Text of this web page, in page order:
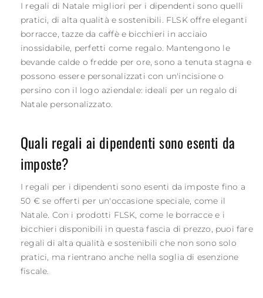
I regali di Natale migliori per i dipendenti sono quelli
pratici, di alta qualità e sostenibili. FLSK offre eleganti
borracce, tazze da caffè e bicchieri in acciaio
inossidabile, perfetti come regalo. Mantengono le
bevande calde o fredde per ore, sono a tenuta stagna e
possono essere personalizzati con un'incisione o
persino con il logo aziendale: ideali per un regalo di
Natale personalizzato.
Quali regali ai dipendenti sono esenti da
imposte?
I regali per i dipendenti sono esenti da imposte fino a
50 € se offerti per un'occasione speciale, come il
Natale. Con i prodotti FLSK, come le borracce e i
bicchieri disponibili in questa fascia di prezzo, puoi fare
regali di alta qualità e sostenibili che non sono solo
pratici, ma rientrano anche nella soglia di esenzione
fiscale.